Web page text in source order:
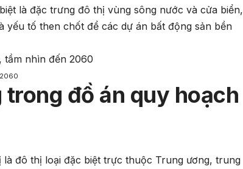
là đặc trưng đô thị vùng sông nước và cửa biển,
yếu tố then chốt để các dự án bất động sản bền
đồ án quy hoạch
đô thị loại đặc biệt trực thuộc Trung ương, trung